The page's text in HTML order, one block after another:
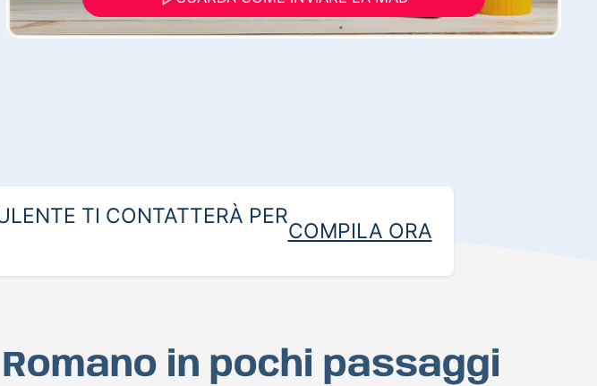
TI CONTATTERÀ PER
COMPILA ORA
in pochi passaggi